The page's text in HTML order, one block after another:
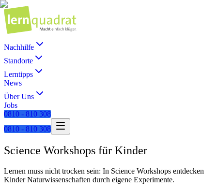
Nachhilfe
Standorte
Lerntipps
News
Über Uns
Jobs
0810 - 810 308
0810 - 810 308
Science Workshops für Kinder
Lernen muss nicht trocken sein: In Science Workshops entdecken
Kinder Naturwissenschaften durch eigene Experimente.